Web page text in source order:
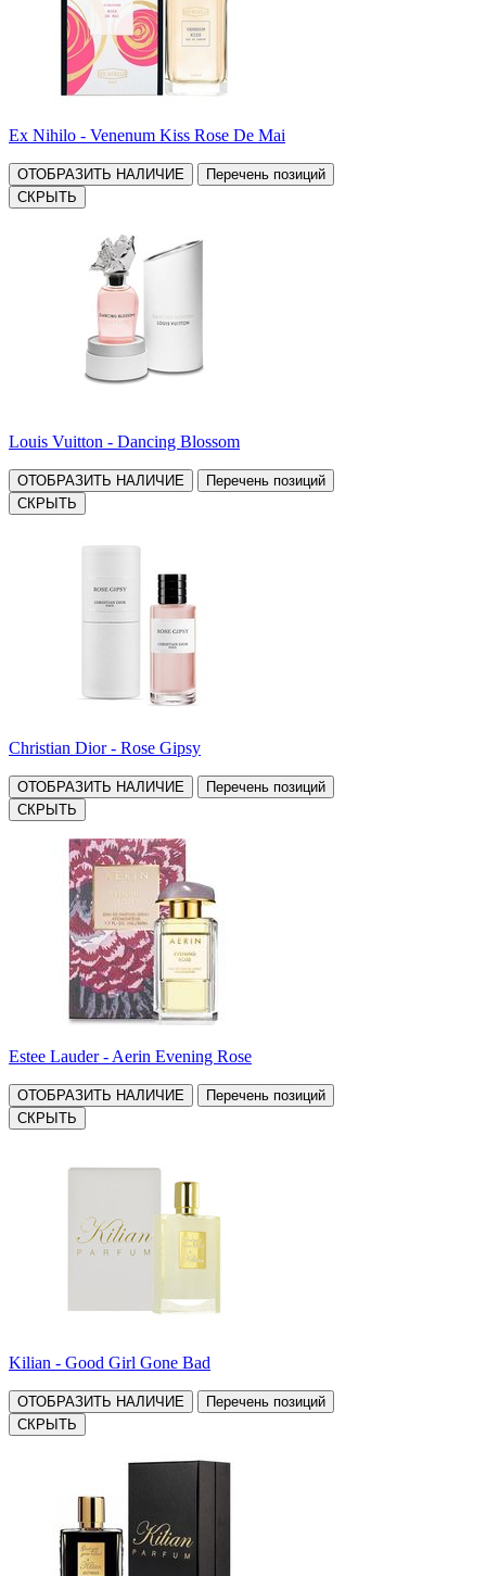
Ex Nihilo - Venenum Kiss Rose De Mai
ОТОБРАЗИТЬ НАЛИЧИЕ
Перечень позиций
СКРЫТЬ
Louis Vuitton - Dancing Blossom
ОТОБРАЗИТЬ НАЛИЧИЕ
Перечень позиций
СКРЫТЬ
Christian Dior - Rose Gipsy
ОТОБРАЗИТЬ НАЛИЧИЕ
Перечень позиций
СКРЫТЬ
Estee Lauder - Aerin Evening Rose
ОТОБРАЗИТЬ НАЛИЧИЕ
Перечень позиций
СКРЫТЬ
Kilian - Good Girl Gone Bad
ОТОБРАЗИТЬ НАЛИЧИЕ
Перечень позиций
СКРЫТЬ